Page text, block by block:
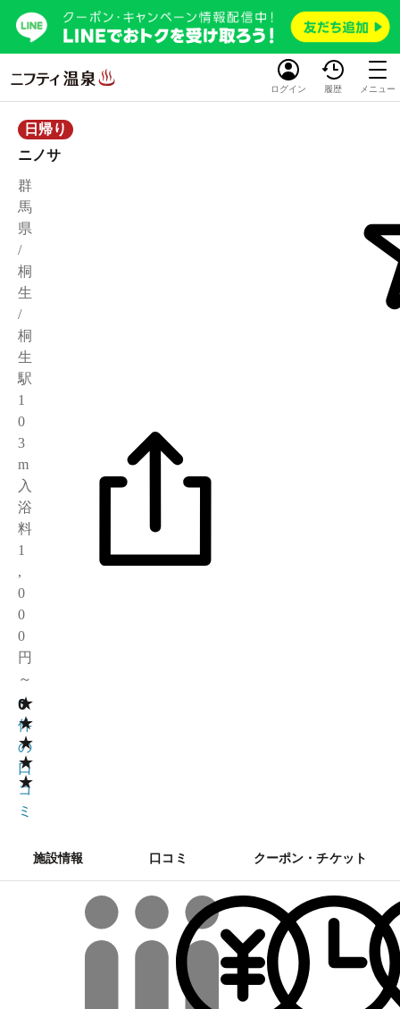
ログイン 履歴 メニュー
日帰り
ニノサ
群
馬
県
/
桐
生
/
桐
生
駅
1
0
3
m
入
浴
料
1
,
0
0
0
円
～
★
★
★
★
★
0
0
件
の
口
コ
ミ
施設情報 口コミ クーポン・チケット